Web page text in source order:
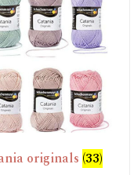
originals (33)